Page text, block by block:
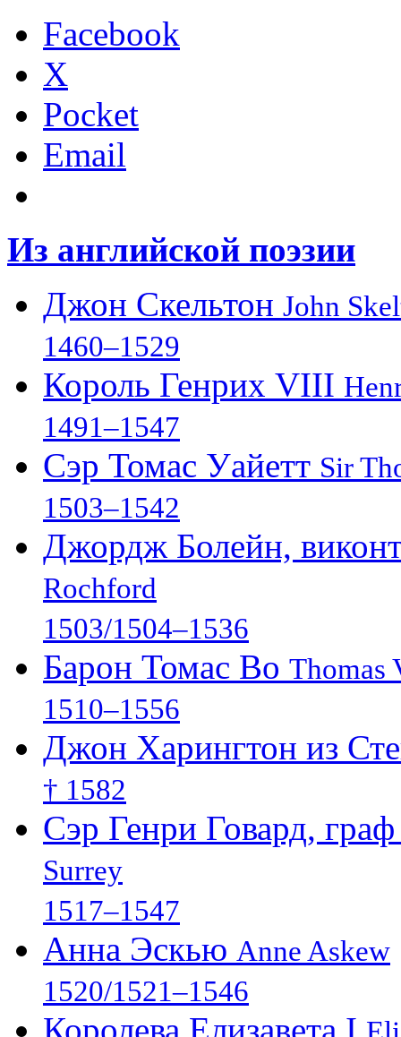
Facebook
X
Pocket
Email
Из английской поэзии
Джон Скельтон John
1460–1529
Король Генрих VIII
1491–1547
Сэр Томас Уайетт Sir
1503–1542
Джордж Болейн,
Rochford
1503/1504–1536
Барон Томас Во Thomas
1510–1556
Джон Харингтон из
† 1582
Сэр Генри Говард,
Surrey
1517–1547
Анна Эскью Anne Askew
1520/1521–1546